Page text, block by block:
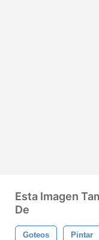
Esta Imagen
De
Goteos Pintar